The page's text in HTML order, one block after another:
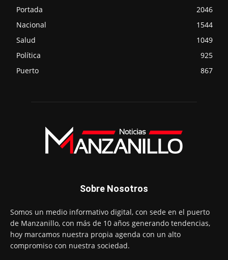
Portada
2046
Nacional
1544
Salud
1049
Política
925
Puerto
867
Sobre Nosotros
Somos un medio informativo digital, con sede en el puerto
de Manzanillo, con más de 10 años generando tendencias,
hoy marcamos nuestra propia agenda con un alto
compromiso con nuestra sociedad.